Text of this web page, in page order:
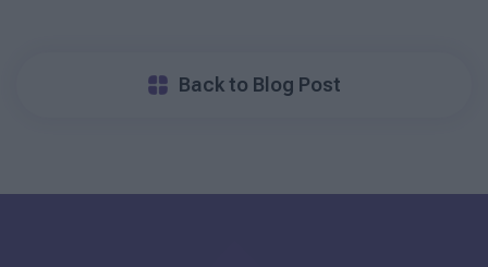
Back to Blog Post